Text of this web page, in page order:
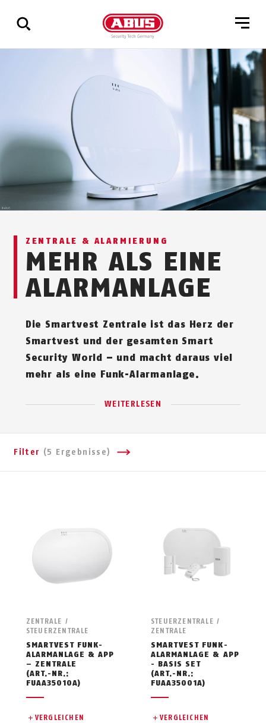
Ergebnisse
ZENTRALE & ALARMIERUNG
MEHR ALS EINE
ALARMANLAGE
Die Smartvest Zentrale ist das Herz der
Smartvest und der gesamten Smart
Security World – und macht daraus viel
mehr als eine Funk-Alarmanlage.
WEITERLESEN
Filter (5 Ergebnisse)
ZENTRALE /
STEUERZENTRALE
SMARTVEST FUNK-
ALARMANLAGE & APP
– ZENTRALE
(ART.-NR.:
FUAA35010A)
VERGLEICHEN
STEUERZENTRALE /
ZENTRALE
SMARTVEST FUNK-
ALARMANLAGE & APP
- BASIS SET
(ART.-NR.:
FUAA35001A)
VERGLEICHEN